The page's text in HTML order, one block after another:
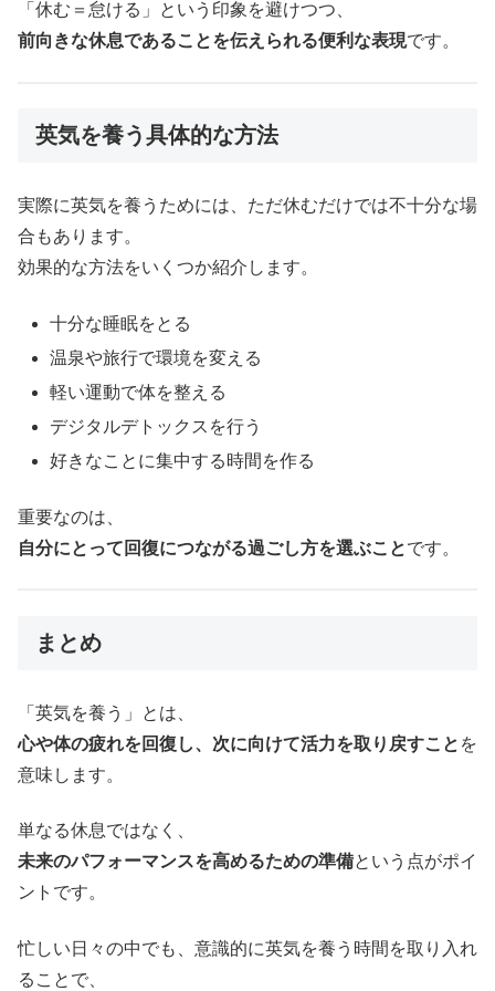
「休む＝怠ける」という印象を避けつつ、
前向きな休息であることを伝えられる便利な表現です。
英気を養う具体的な方法
実際に英気を養うためには、ただ休むだけでは不十分な場
合もあります。
効果的な方法をいくつか紹介します。
十分な睡眠をとる
温泉や旅行で環境を変える
軽い運動で体を整える
デジタルデトックスを行う
好きなことに集中する時間を作る
重要なのは、
自分にとって回復につながる過ごし方を選ぶことです。
まとめ
「英気を養う」とは、
心や体の疲れを回復し、次に向けて活力を取り戻すこと を
意味します。
単なる休息ではなく、
未来のパフォーマンスを高めるための準備という点がポイ
ントです。
忙しい日々の中でも、意識的に英気を養う時間を取り入れ
ることで、